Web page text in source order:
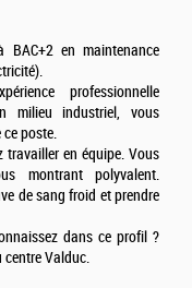
en maintenance
professionnelle
milieu industriel, vous
poste.
en équipe. Vous
montrant polyvalent.
de sang froid et prendre
dans ce profil ?
centre Valduc.